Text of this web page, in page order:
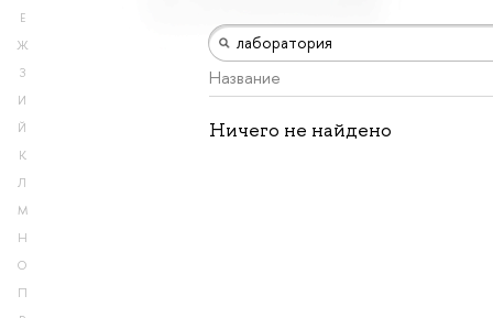
Е
Ж
З
И
Й
К
Л
М
Н
О
П
Название
Ничего не найдено